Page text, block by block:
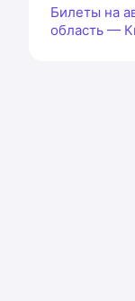
Билеты на
область —